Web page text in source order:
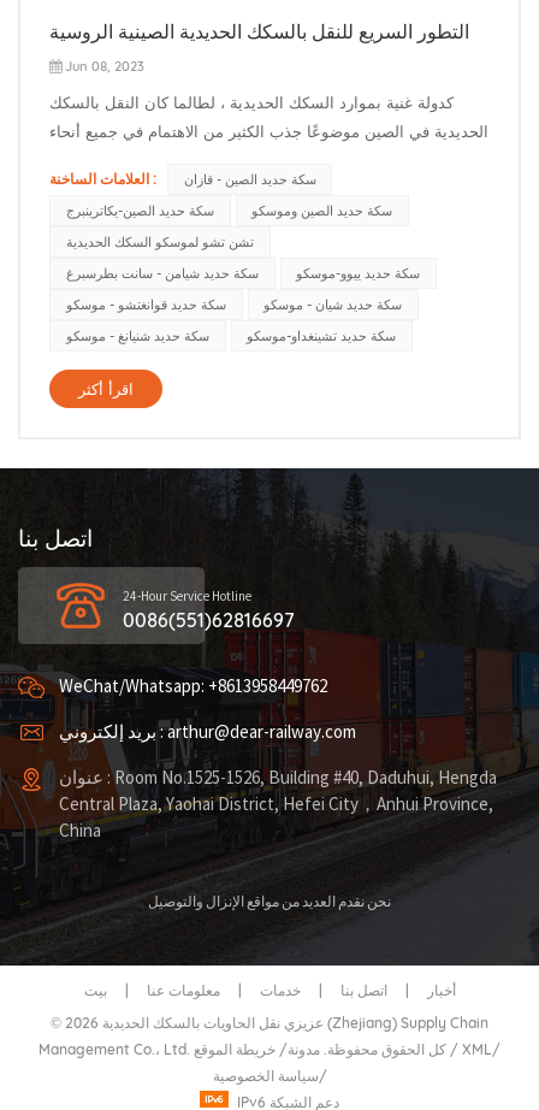
التطور السريع للنقل بالسكك الحديدية الصينية الروسية
Jun 08, 2023
كدولة غنية بموارد السكك الحديدية ، لطالما كان النقل بالسكك
الحديدية في الصين موضوعًا جذب الكثير من الاهتمام في جميع أنحاء
واحد ، طريق واحد" ، تم أيضًا تحسين النقل بالسكك الحديدية بين
العلامات الساخنة :
سكة حديد الصين - قازان
سكة حديد الصين-يكاترينبرج
سكة حديد الصين وموسكو
تشن تشو لموسكو السكك الحديدية
سكة حديد شيامن - سانت بطرسبرغ
سكة حديد ييوو-موسكو
سكة حديد قوانغتشو - موسكو
سكة حديد شيان - موسكو
سكة حديد شنيانغ - موسكو
سكة حديد تشينغداو-موسكو
اقرأ أكثر
اتصل بنا
24-Hour Service Hotline
0086(551)62816697
WeChat/Whatsapp: +8613958449762
بريد إلكتروني : arthur@dear-railway.com
عنوان : Room No.1525-1526, Building #40, Daduhui, Hengda
Central Plaza, Yaohai District, Hefei City，Anhui Province,
China
نحن نقدم العديد من مواقع الإنزال والتوصيل
بيت معلومات عنا خدمات اتصل بنا
أخبار
© 2026 عزيزي نقل الحاويات بالسكك الحديدية (Zhejiang) Supply Chain
Management Co.، Ltd. كل الحقوق محفوظة. مدونة/ / XML/
سياسة الخصوصية/
IPv6 دعم الشبكة